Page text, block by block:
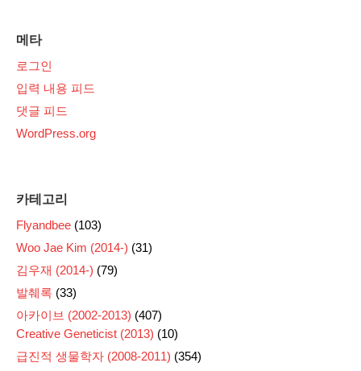
메타
로그인
입력 내용 피드
댓글 피드
WordPress.org
카테고리
Flyandbee (103)
Woo Jae Kim (2014-) (31)
김우재 (2014-) (79)
발췌록 (33)
아카이브 (2002-2013) (407)
Creative Geneticist (2013) (10)
급진적 생물학자 (2008-2011) (354)